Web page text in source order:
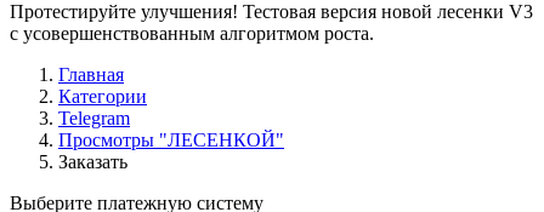
Протестируйте улучшения! Тестовая версия новой лесенки V3
с усовершенствованным алгоритмом роста.
Главная
Категории
Telegram
Просмотры "ЛЕСЕНКОЙ"
Заказать
Выберите платежную систему